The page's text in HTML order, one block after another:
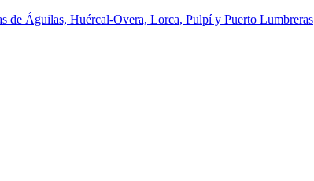
de Águilas, Huércal-Overa, Lorca, Pulpí y Puerto Lumbreras